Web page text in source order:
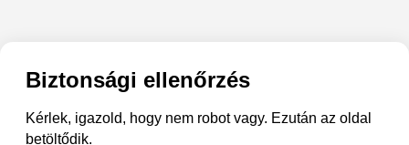
Biztonsági ellenőrzés
Kérlek, igazold, hogy nem robot vagy. Ezután az oldal
betöltődik.